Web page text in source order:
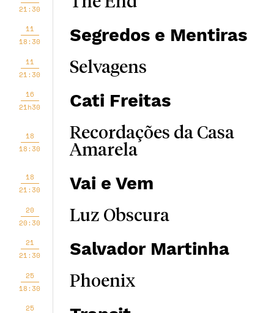
21:30
11
18:30
Segredos e Mentiras
11
21:30
Selvagens
16
21h30
Cati Freitas
18
18:30
Recordações da Casa
Amarela
18
21:30
Vai e Vem
20
20:30
Luz Obscura
21
21:30
Salvador Martinha
25
18:30
Phoenix
25